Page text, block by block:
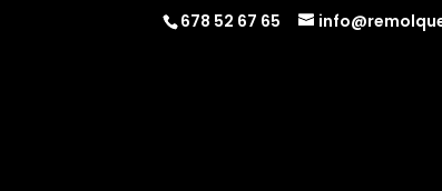
678 52 67 65